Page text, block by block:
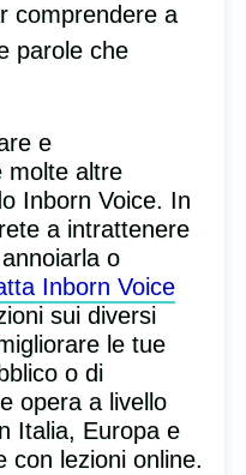
comprendere a
parole che
e
molte altre
Inborn Voice. In
a intrattenere
o
Inborn Voice
sui diversi
le tue
o di
opera a livello
Italia, Europa e
con lezioni online.